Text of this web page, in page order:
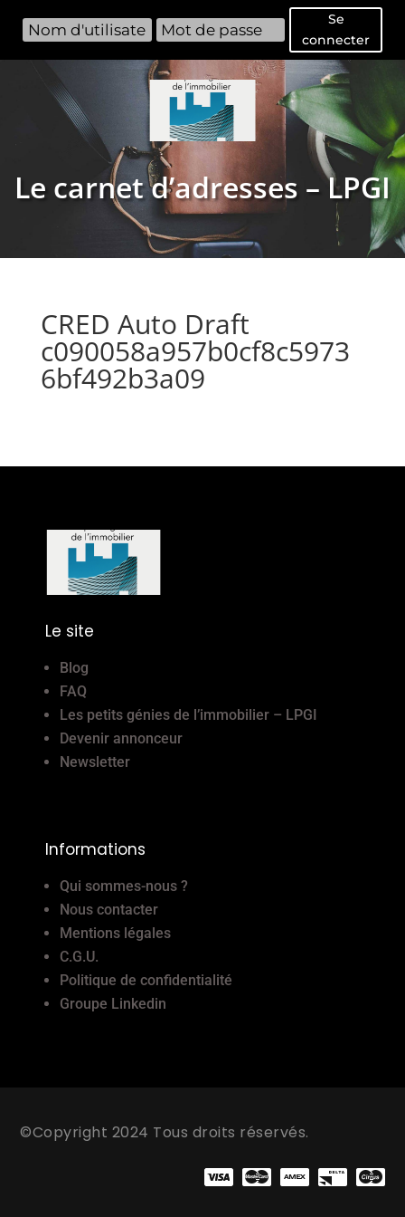
Se
connecter
Le carnet d’adresses – LPGI
CRED Auto Draft
c090058a957b0cf8c5973
6bf492b3a09
Le site
Blog
FAQ
Les petits génies de l’immobilier – LPGI
Devenir annonceur
Newsletter
Informations
Qui sommes-nous ?
Nous contacter
Mentions légales
C.G.U.
Politique de confidentialité
Groupe Linkedin
©Copyright 2024 Tous droits réservés.